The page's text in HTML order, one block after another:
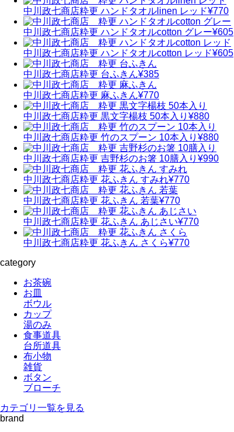
中川政七商店粋更 ハンドタオルlinen レッド¥770
中川政七商店粋更 ハンドタオルcotton グレー¥605
中川政七商店粋更 ハンドタオルcotton レッド¥605
中川政七商店粋更 台ふきん¥385
中川政七商店粋更 麻ふきん¥770
中川政七商店粋更 黒文字楊枝 50本入り ¥880
中川政七商店粋更 竹のスプーン 10本入り ¥880
中川政七商店粋更 吉野杉のお箸 10膳入り ¥990
中川政七商店粋更 花ふきん すみれ¥770
中川政七商店粋更 花ふきん 若葉¥770
中川政七商店粋更 花ふきん あじさい¥770
中川政七商店粋更 花ふきん さくら¥770
category
お茶碗
お皿
ボウル
カップ
湯のみ
食事道具
台所道具
布小物
雑貨
ボタン
ブローチ
カテゴリ一覧を見る
brand